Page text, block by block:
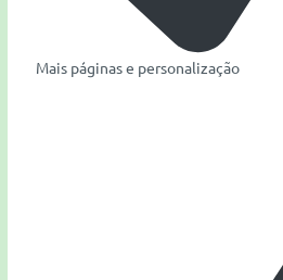
Mais páginas e personalização